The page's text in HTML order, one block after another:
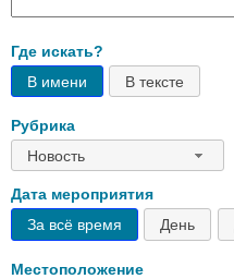
Где искать?
В имени
В тексте
Рубрика
Новость
Дата мероприятия
За всё время
День
Местоположение